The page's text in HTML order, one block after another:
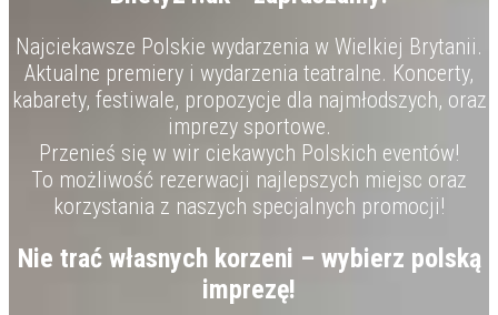
Najciekawsze Polskie wydarzenia w Wielkiej Brytanii.
Aktualne premiery i wydarzenia teatralne. Koncerty,
kabarety, festiwale, propozycje dla najmłodszych, oraz
imprezy sportowe.
Przenieś się w wir ciekawych Polskich eventów!
To możliwość rezerwacji najlepszych miejsc oraz
korzystania z naszych specjalnych promocji!
Nie trać własnych korzeni – wybierz polską
imprezę!